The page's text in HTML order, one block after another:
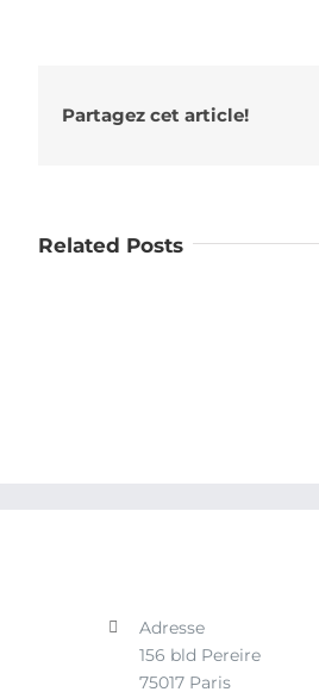
Partagez cet article!
Related Posts
Adresse
156 bld Pereire
75017 Paris